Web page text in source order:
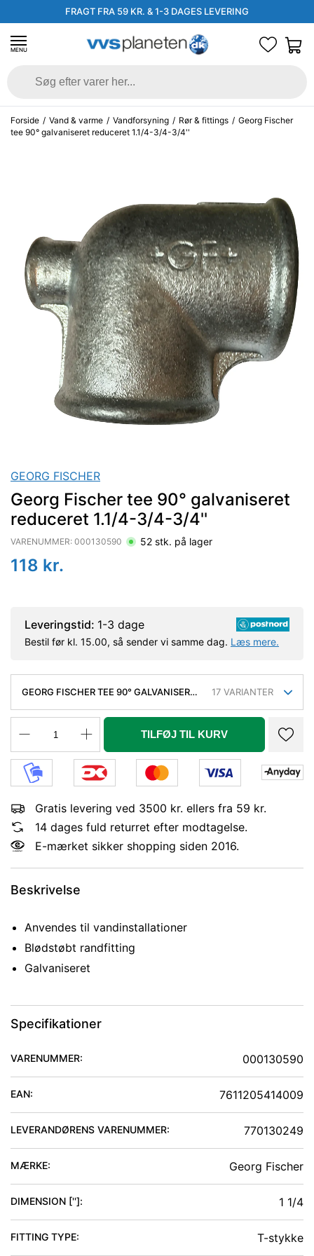
FRAGT FRA 59 KR. & 1-3 DAGES LEVERING
MENU
Forside / Vand & varme / Vandforsyning / Rør & fittings / Georg Fischer
tee 90° galvaniseret reduceret 1.1/4-3/4-3/4''
GEORG FISCHER
Georg Fischer tee 90° galvaniseret
reduceret 1.1/4-3/4-3/4''
VARENUMMER: 000130590 52 stk. på lager
118 kr.
Leveringstid: 1-3 dage
Bestil før kl. 15.00, så sender vi samme dag. Læs mere.
GEORG FISCHER TEE 90° GALVANISERET
17 VARIANTER
TILFØJ TIL KURV
Gratis levering ved 3500 kr. ellers fra 59 kr.
14 dages fuld returret efter modtagelse.
E-mærket sikker shopping siden 2016.
Beskrivelse
Anvendes til vandinstallationer
Blødstøbt randfitting
Galvaniseret
Specifikationer
VARENUMMER: 000130590
EAN: 7611205414009
LEVERANDØRENS VARENUMMER: 770130249
MÆRKE: Georg Fischer
DIMENSION ['']: 1 1/4
FITTING TYPE: T-stykke